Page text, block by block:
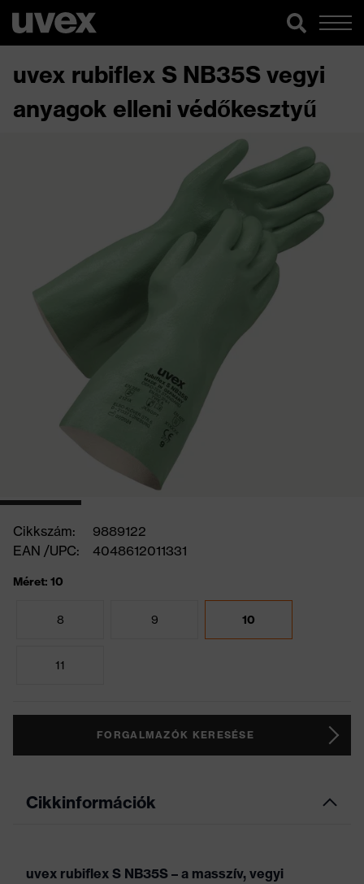
uvex rubiflex S NB35S vegyi
anyagok elleni védőkesztyű
Cikkszám:
9889122
EAN /UPC:
4048612011331
Méret: 10
8 9 10
11
FORGALMAZÓK KERESÉSE
Cikkinformációk
uvex rubiflex S NB35S – a masszív, vegyi